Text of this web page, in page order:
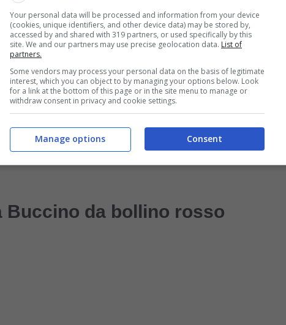
ha trovato ampio spazio in diverse
Taka’, programma sportivo condotto da Pierluigi
di ‘Mistero’, trasmissione di enorme
La Buccino ha anche due sorelle: Donatella e
a dispetto di ciò che si potrebbe pensare, non
da bollino rosso
Your personal data will be processed and information from your device
(cookies, unique identifiers, and other device data) may be stored by,
accessed by and shared with 319 partners, or used specifically by this
site. We and our partners may use precise geolocation data. List of
partners.
Some vendors may process your personal data on the basis of legitimate
interest, which you can object to by managing your options below. Look
for a link at the bottom of this page or in the site menu to manage or
withdraw consent in privacy and cookie settings.
Consent
Manage options